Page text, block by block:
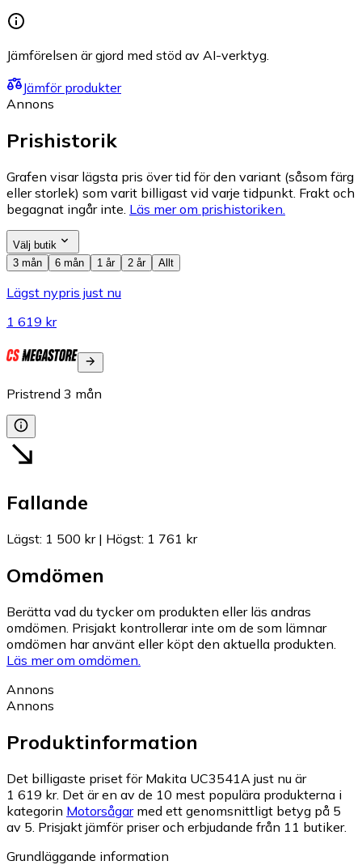
Jämförelsen är gjord med stöd av AI-verktyg.
Jämför produkter
Annons
Prishistorik
Grafen visar lägsta pris över tid för den variant (såsom färg
eller storlek) som varit billigast vid varje tidpunkt. Frakt och
begagnat ingår inte. Läs mer om prishistoriken.
Välj butik
3 mån
6 mån 1 år 2 år Allt
Lägst nypris just nu
1 619 kr
Pristrend 3 mån
Fallande
Lägst: 1 500 kr| Högst: 1 761 kr
Omdömen
Berätta vad du tycker om produkten eller läs andras
omdömen. Prisjakt kontrollerar inte om de som lämnar
omdömen har använt eller köpt den aktuella produkten.
Läs mer om omdömen.
Annons
Annons
Produktinformation
Det billigaste priset för Makita UC3541A just nu är
1 619 kr. Det är en av de 10 mest populära produkterna i
kategorin Motorsågarmed ett genomsnittligt betyg på 5
av 5. Prisjakt jämför priser och erbjudande från 11 butiker.
Grundläggande information